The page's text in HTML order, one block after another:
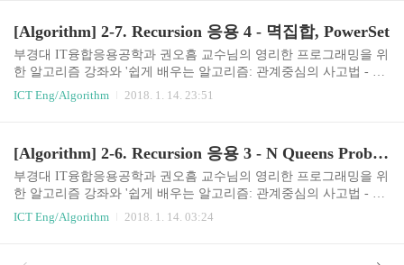
[Algorithm] 2-7. Recursion 응용 4 - 멱집합, PowerSet
부경대 IT융합응용공학과 권오흠 교수님의 영리한 프로그래밍을 위
한 알고리즘 강좌와 '쉽게 배우는 알고리즘: 관계중심의 사고법 - 문
병로'등을 통한 알고리즘 학습 강좌 링크2-7. Recursion의 응용 4 - 멱
집합멱집합 - Powerset어떤 집합의 모든 부분집합을 멱집합이라고
모든 부분집합을 나열하려면먼저 a를 포함하지 않는 부분집합과a를
포함하는 부분집합으로 나눌 수 있다.따라서, 아래와 같이 표현할 수
있다.a를 포함하지 않는 부분집합a를 제외한 {b, c, d, e, f}의 모든 부
ICT Eng/Algorithm 2018. 1. 14. 23:51
[Algorithm] 2-6. Recursion 응용 3 - N Queens Problem(Backtracking)
부경대 IT융합응용공학과 권오흠 교수님의 영리한 프로그래밍을 위
한 알고리즘 강좌와 '쉽게 배우는 알고리즘: 관계중심의 사고법 - 문
병로'등을 통한 알고리즘 학습 강좌 링크2-6. Recursion의 응용 3 - n q
ueens problemN-Queens problem(n=8)아래의 예(n=8)에서는 8 x 8 체
열, 동일한 대각선 상에 오지 않도록n개의 말을 놓을 수 있는가에 대
ICT Eng/Algorithm 2018. 1. 14. 03:24